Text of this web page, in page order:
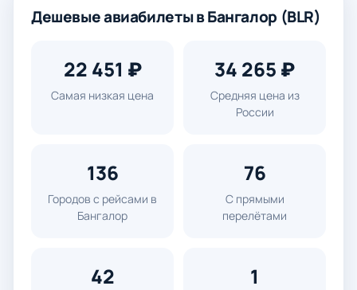
Дешевые авиабилеты в Бангалор (BLR)
22 451 ₽
Самая низкая цена
34 265 ₽
Средняя цена из
России
136
Городов с рейсами в
Бангалор
76
С прямыми
перелётами
42 1